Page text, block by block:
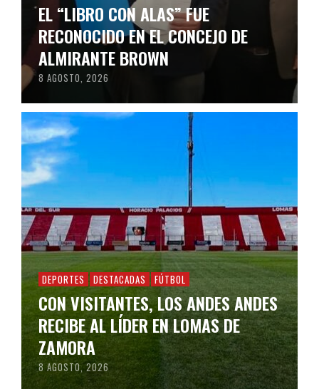
EL “LIBRO CON ALAS” FUE
RECONOCIDO EN EL CONCEJO DE
ALMIRANTE BROWN
8 AGOSTO, 2026
DEPORTES DESTACADAS FÚTBOL
CON VISITANTES, LOS ANDES ANDES
RECIBE AL LÍDER EN LOMAS DE
ZAMORA
8 AGOSTO, 2026